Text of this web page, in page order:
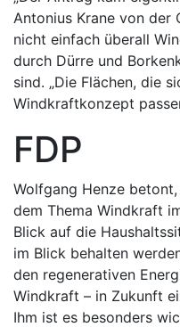
Antonius Krane von der
nicht einfach überall
durch Dürre und
sind. „Die Flächen, die
Windkraftkonzept
FDP
Wolfgang Henze
dem Thema Windkraft
Blick auf die
im Blick behalten
den regenerativen
Windkraft – in Zukunft
Ihm ist es besonders